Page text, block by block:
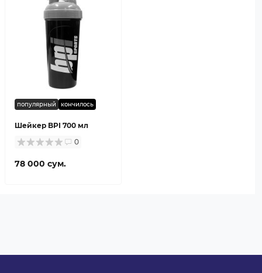
популярный кончилось
Шейкер BPI 700 мл
0
78 000 сум.